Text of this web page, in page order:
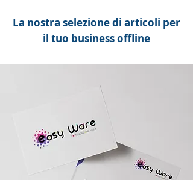
La nostra selezione di articoli per
il tuo business offline